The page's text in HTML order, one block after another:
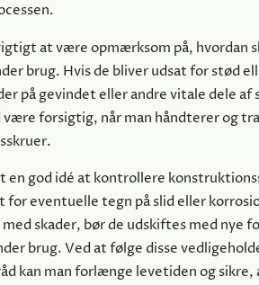
at være opmærksom på, hvordan
brug. Hvis de bliver udsat for stød
på gevindet eller andre vitale dele af
være forsigtig, når man håndterer og
en god idé at kontrollere
eventuelle tegn på slid eller
skader, bør de udskiftes med nye
brug. Ved at følge disse
kan man forlænge levetiden og sikre,